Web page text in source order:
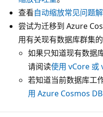
查看自动缩放常见问题
尝试为迁移到 Azure
用有关现有数据库群集
如果只知道现有数据
请阅读使用 vCore 或
若知道当前数据库工
用 Azure Cosmos